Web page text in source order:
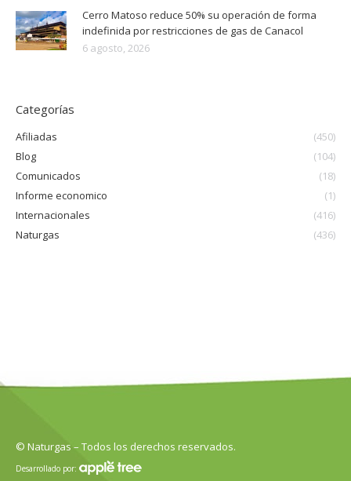
Cerro Matoso reduce 50% su operación de forma
indefinida por restricciones de gas de Canacol
6 agosto, 2026
Categorías
Afiliadas
(450)
Blog
(104)
Comunicados
(18)
Informe economico
(1)
Internacionales
(416)
Naturgas
(436)
© Naturgas – Todos los derechos reservados.
Desarrollado por: